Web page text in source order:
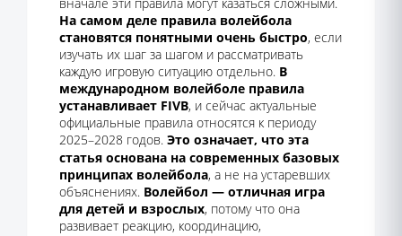
На самом деле правила волейбола
становятся понятными очень быстро, если
изучать их шаг за шагом и рассматривать
каждую игровую ситуацию отдельно. В
международном волейболе правила
устанавливает FIVB, и сейчас актуальные
официальные правила относятся к периоду
2025–2028 годов. Это означает, что эта
статья основана на современных базовых
принципах волейбола, а не на устаревших
объяснениях. Волейбол — отличная игра
для детей и взрослых, потому что она
развивает реакцию, координацию,